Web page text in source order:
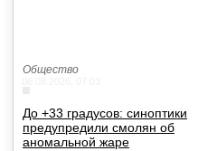
Общество
До +33 градусов: синоптики
предупредили смолян об
аномальной жаре